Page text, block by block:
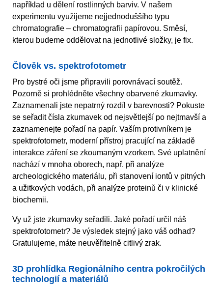
například u dělení rostlinných barviv. V našem
experimentu využijeme nejjednoduššího typu
chromatografie – chromatografii papírovou. Směsí,
kterou budeme oddělovat na jednotlivé složky, je fix.
Člověk vs. spektrofotometr
Pro bystré oči jsme připravili porovnávací soutěž.
Pozorně si prohlédněte všechny obarvené zkumavky.
Zaznamenali jste nepatrný rozdíl v barevnosti? Pokuste
se seřadit čísla zkumavek od nejsvětlejší po nejtmavší a
zaznamenejte pořadí na papír. Vaším protivníkem je
spektrofotometr, moderní přístroj pracující na základě
interakce záření se zkoumaným vzorkem. Své uplatnění
nachází v mnoha oborech, např. při analýze
archeologického materiálu, při stanovení iontů v pitných
a užitkových vodách, při analýze proteinů či v klinické
biochemii.
Vy už jste zkumavky seřadili. Jaké pořadí určil náš
spektrofotometr? Je výsledek stejný jako váš odhad?
Gratulujeme, máte neuvěřitelně citlivý zrak.
3D prohlídka Regionálního centra pokročilých
technologií a materiálů